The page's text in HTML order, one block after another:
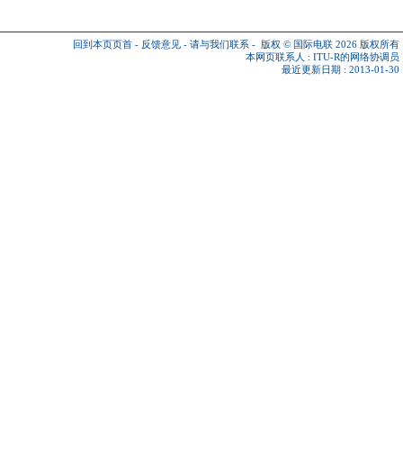
回到本页页首 - 反馈意见 - 请与我们联系 - 版权 © 国际电联 2026 版权所有
本网页联系人 : ITU-R的网络协调员
最近更新日期 : 2013-01-30